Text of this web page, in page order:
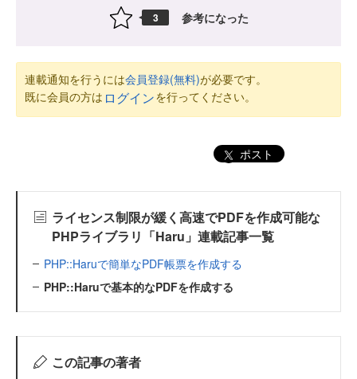
3 参考になった
連載通知を行うには会員登録(無料)が必要です。
既に会員の方は ログインを行ってください。
ポスト
ライセンス制限が緩く高速でPDFを作成可能な
PHPライブラリ「Haru」連載記事一覧
PHP::Haruで簡単なPDF帳票を作成する
PHP::Haruで基本的なPDFを作成する
この記事の著者